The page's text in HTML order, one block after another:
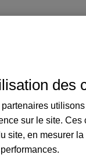
à
des
partenaires
sur le site.
site, en mesurer